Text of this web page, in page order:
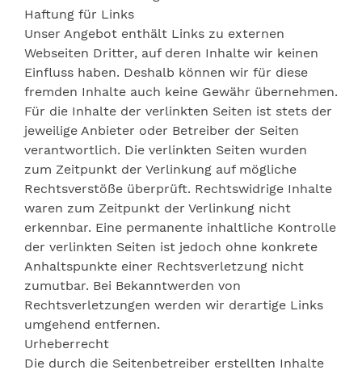
Haftung für Links
Unser Angebot enthält Links zu externen
Webseiten Dritter, auf deren Inhalte wir keinen
Einfluss haben. Deshalb können wir für diese
fremden Inhalte auch keine Gewähr übernehmen.
Für die Inhalte der verlinkten Seiten ist stets der
jeweilige Anbieter oder Betreiber der Seiten
verantwortlich. Die verlinkten Seiten wurden
zum Zeitpunkt der Verlinkung auf mögliche
Rechtsverstöße überprüft. Rechtswidrige Inhalte
waren zum Zeitpunkt der Verlinkung nicht
erkennbar. Eine permanente inhaltliche Kontrolle
der verlinkten Seiten ist jedoch ohne konkrete
Anhaltspunkte einer Rechtsverletzung nicht
zumutbar. Bei Bekanntwerden von
Rechtsverletzungen werden wir derartige Links
umgehend entfernen.
Urheberrecht
Die durch die Seitenbetreiber erstellten Inhalte